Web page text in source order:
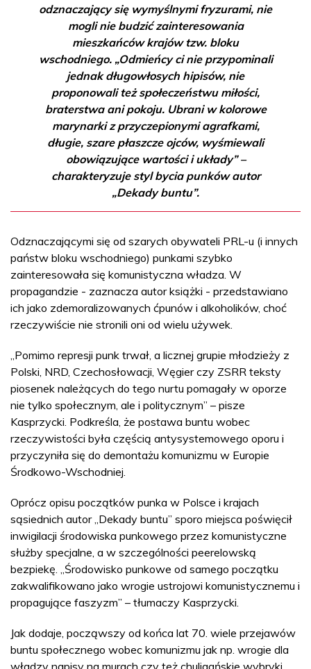
odznaczający się wymyślnymi fryzurami, nie
mogli nie budzić zainteresowania
mieszkańców krajów tzw. bloku
wschodniego. „Odmieńcy ci nie przypominali
jednak długowłosych hipisów, nie
proponowali też społeczeństwu miłości,
braterstwa ani pokoju. Ubrani w kolorowe
marynarki z przyczepionymi agrafkami,
długie, szare płaszcze ojców, wyśmiewali
obowiązujące wartości i układy” –
charakteryzuje styl bycia punków autor
„Dekady buntu”.
Odznaczającymi się od szarych obywateli PRL-u (i innych
państw bloku wschodniego) punkami szybko
zainteresowała się komunistyczna władza. W
propagandzie - zaznacza autor książki - przedstawiano
ich jako zdemoralizowanych ćpunów i alkoholików, choć
rzeczywiście nie stronili oni od wielu używek.
„Pomimo represji punk trwał, a licznej grupie młodzieży z
Polski, NRD, Czechosłowacji, Węgier czy ZSRR teksty
piosenek należących do tego nurtu pomagały w oporze
nie tylko społecznym, ale i politycznym” – pisze
Kasprzycki. Podkreśla, że postawa buntu wobec
rzeczywistości była częścią antysystemowego oporu i
przyczyniła się do demontażu komunizmu w Europie
Środkowo-Wschodniej.
Oprócz opisu początków punka w Polsce i krajach
sąsiednich autor „Dekady buntu” sporo miejsca poświęcił
inwigilacji środowiska punkowego przez komunistyczne
służby specjalne, a w szczególności peerelowską
bezpiekę. „Środowisko punkowe od samego początku
zakwalifikowano jako wrogie ustrojowi komunistycznemu i
propagujące faszyzm” – tłumaczy Kasprzycki.
Jak dodaje, począwszy od końca lat 70. wiele przejawów
buntu społecznego wobec komunizmu jak np. wrogie dla
władzy napisy na murach czy też chuligańskie wybryki,